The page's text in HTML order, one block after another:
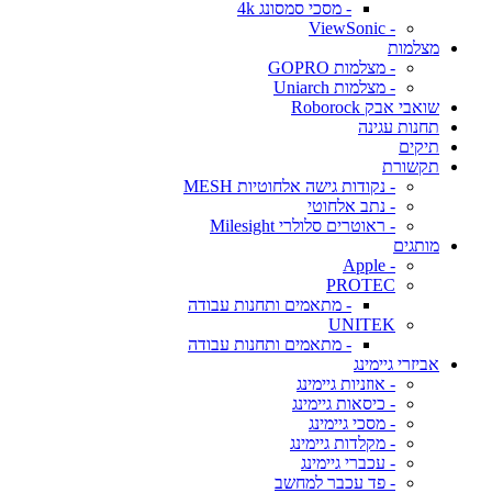
- מסכי סמסונג 4k
- ViewSonic
מצלמות
- מצלמות GOPRO
- מצלמות Uniarch
שואבי אבק Roborock
תחנות עגינה
תיקים
תקשורת
- נקודות גישה אלחוטיות MESH
- נתב אלחוטי
- ראוטרים סלולרי Milesight
מותגים
- Apple
PROTEC
- מתאמים ותחנות עבודה
UNITEK
- מתאמים ותחנות עבודה
אביזרי גיימינג
- אוזניות גיימינג
- כיסאות גיימינג
- מסכי גיימינג
- מקלדות גיימינג
- עכברי גיימינג
- פד עכבר למחשב